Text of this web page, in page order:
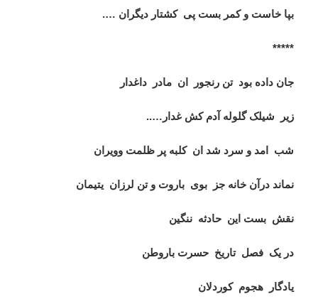
بپا خاست و کمر بست پی کشتار دیگران …
.
*****
جان داده بود تن رنجور ان مادر داغدار
زیر شیلک گلوله آدم کش غدار …
..
شب امد و سرد شد ان کلبه پر ظلمت وویران
نماند درآن خانه جز بوی باروت و تن لرزان یتیمان
نقش بست این حادثه ننگین
در یک فصل تاریخ حسرت باروطن
یادگار هجوم کوردلان